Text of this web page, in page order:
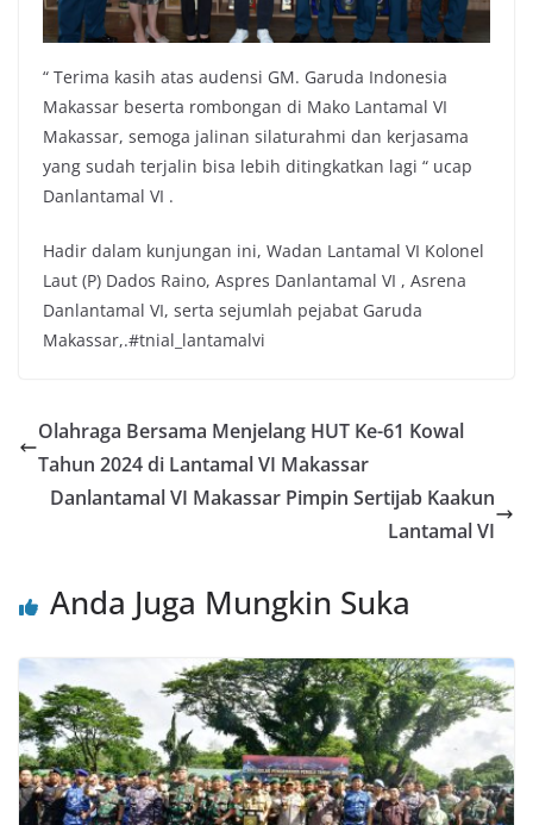
“ Terima kasih atas audensi GM. Garuda Indonesia
Makassar beserta rombongan di Mako Lantamal VI
Makassar, semoga jalinan silaturahmi dan kerjasama
yang sudah terjalin bisa lebih ditingkatkan lagi “ ucap
Danlantamal VI .
Hadir dalam kunjungan ini, Wadan Lantamal VI Kolonel
Laut (P) Dados Raino, Aspres Danlantamal VI , Asrena
Danlantamal VI, serta sejumlah pejabat Garuda
Makassar,.#tnial_lantamalvi
Olahraga Bersama Menjelang HUT Ke-61 Kowal
Tahun 2024 di Lantamal VI Makassar
Danlantamal VI Makassar Pimpin Sertijab Kaakun
Lantamal VI
Anda Juga Mungkin Suka